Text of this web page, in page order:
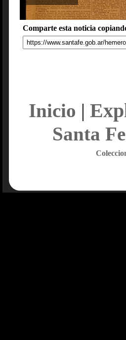
Comparte esta noticia
Inicio |
Santa Fe